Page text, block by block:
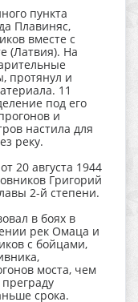
пункта
Плавиняс,
вместе с
(Латвия). На
протянул и
11
под его
и
настила для
реку.
20 августа 1944
Григорий
2-й степени.
в боях в
рек Омаца и
с бойцами,
моста, чем
срока.